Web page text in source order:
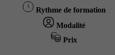
Rythme de formation
Modalité
Prix